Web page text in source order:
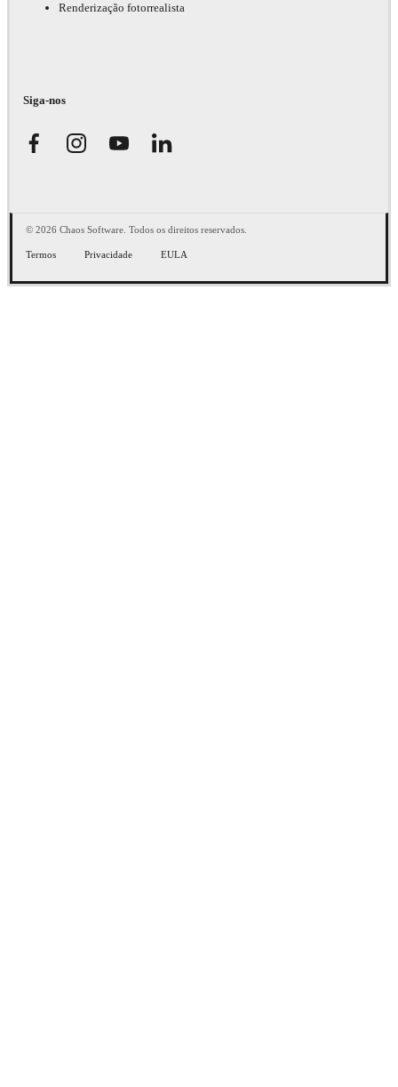
Renderização fotorrealista
Siga-nos
© 2026 Chaos Software. Todos os direitos reservados.
Termos Privacidade EULA